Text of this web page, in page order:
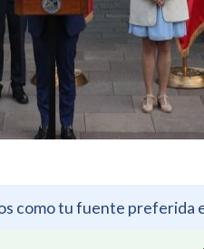
como tu fuente preferida